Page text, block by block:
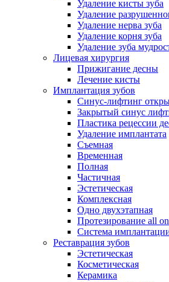
Удаление кисты зуба
Удаление
Удаление нерва зуба
Удаление корня зуба
Удаление зуба
Лицевая хирургия
Прижигание десны
Лечение кисты
Имплантация зубов
Синус-лифтинг
Закрытый синус
Пластика рецессии
Удаление имплантата
Съемная
Временная
Полная
Частичная
Эстетическая
Комплексная
Одно двухэтапная
Протезирование all
Система
Реставрация зубов
Эстетическая
Косметическая
Керамика